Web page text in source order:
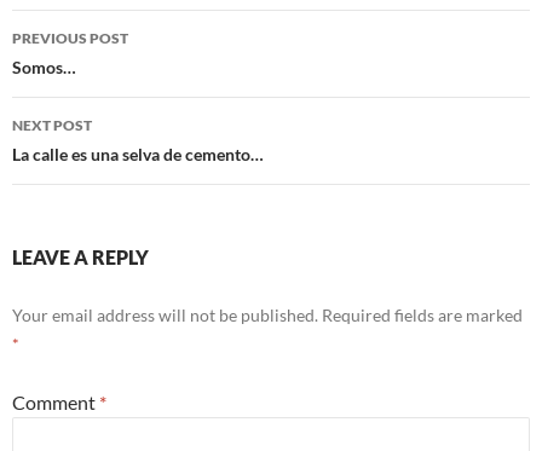
Post
navigation
PREVIOUS POST
Somos…
NEXT POST
La calle es una selva de cemento…
LEAVE A REPLY
Your email address will not be published. Required fields are marked
*
Comment *